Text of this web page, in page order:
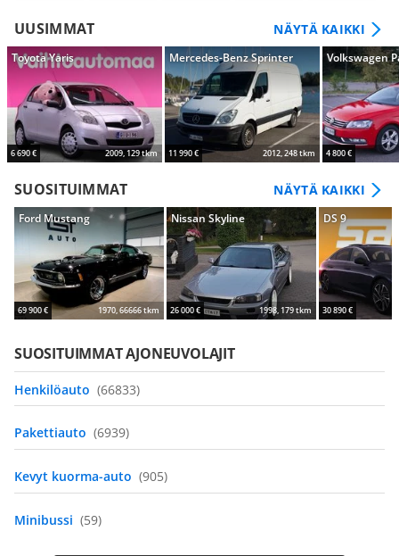
UUSIMMAT NÄYTÄ KAIKKI
Toyota Yaris
6 690 € 2009, 129 tkm
Mercedes-Benz Sprinter
11 990 € 2012, 248 tkm
Volkswagen
4 800 €
SUOSITUIMMAT NÄYTÄ KAIKKI
Ford Mustang
69 900 € 1970, 66666 tkm
Nissan Skyline
26 000 € 1998, 179 tkm
DS 9
30 890 €
SUOSITUIMMAT AJONEUVOLAJIT
(66833)
(6939)
(905)
(59)